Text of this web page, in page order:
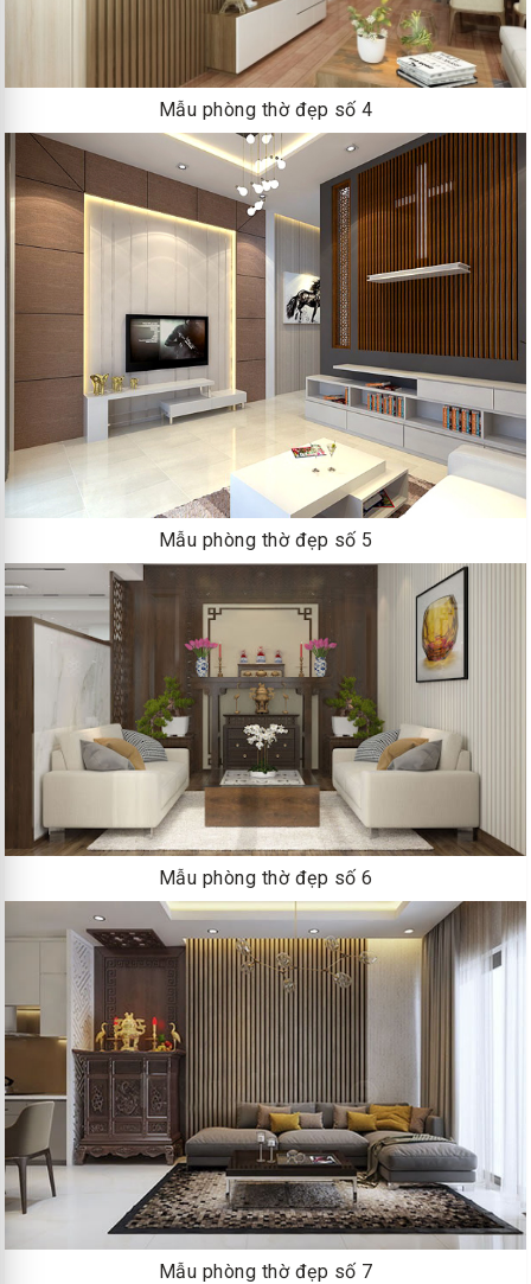
Mẫu phòng thờ đẹp số 4
Mẫu phòng thờ đẹp số 5
Mẫu phòng thờ đẹp số 6
Mẫu phòng thờ đẹp số 7